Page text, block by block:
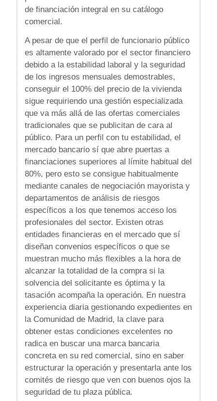
de financiación integral en su catálogo
comercial.
A pesar de que el perfil de funcionario público
es altamente valorado por el sector financiero
debido a la estabilidad laboral y la seguridad
de los ingresos mensuales demostrables,
conseguir el 100% del precio de la vivienda
sigue requiriendo una gestión especializada
que va más allá de las ofertas comerciales
tradicionales que se publicitan de cara al
público. Para un perfil con tu estabilidad, el
mercado bancario sí que abre puertas a
financiaciones superiores al límite habitual del
80%, pero esto se consigue habitualmente
mediante canales de negociación mayorista y
departamentos de análisis de riesgos
específicos a los que tenemos acceso los
profesionales del sector. Existen otras
entidades financieras en el mercado que sí
diseñan convenios específicos o que se
muestran mucho más flexibles a la hora de
alcanzar la totalidad de la compra si la
solvencia del solicitante es óptima y la
tasación acompaña la operación. En nuestra
experiencia diaria gestionando expedientes en
la Comunidad de Madrid, la clave para
obtener estas condiciones excelentes no
radica en buscar una marca bancaria
concreta en su red comercial, sino en saber
estructurar la operación y presentarla ante los
comités de riesgo que ven con buenos ojos la
seguridad de tu plaza pública.